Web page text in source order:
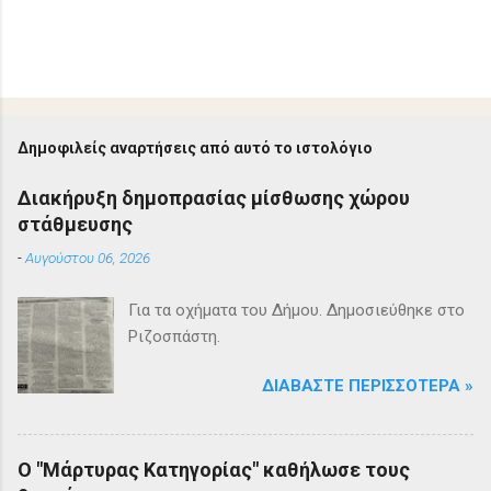
Δημοφιλείς αναρτήσεις από αυτό το ιστολόγιο
Διακήρυξη δημοπρασίας μίσθωσης χώρου
στάθμευσης
-Αυγούστου 06, 2026
Για τα οχήματα του Δήμου. Δημοσιεύθηκε στο
Ριζοσπάστη.
ΔΙΑΒΆΣΤΕ ΠΕΡΙΣΣΌΤΕΡΑ »
Ο "Μάρτυρας Κατηγορίας" καθήλωσε τους